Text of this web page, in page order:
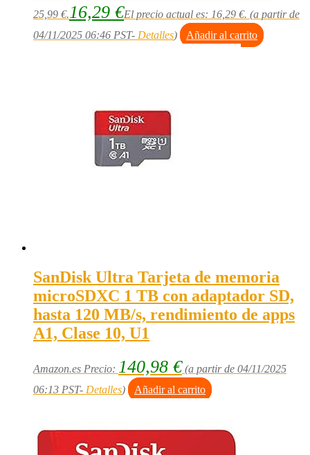
25,99 €.16,29 €El precio actual es: 16,29 €. (a partir de
04/11/2025 06:46 PST- Detalles) Añadir al carrito
SanDisk Ultra Tarjeta de memoria
microSDXC 1 TB con adaptador SD,
hasta 120 MB/s, rendimiento de apps
A1, Clase 10, U1
Amazon.es Precio: 140,98 € (a partir de 04/11/2025
06:13 PST- Detalles) Añadir al carrito